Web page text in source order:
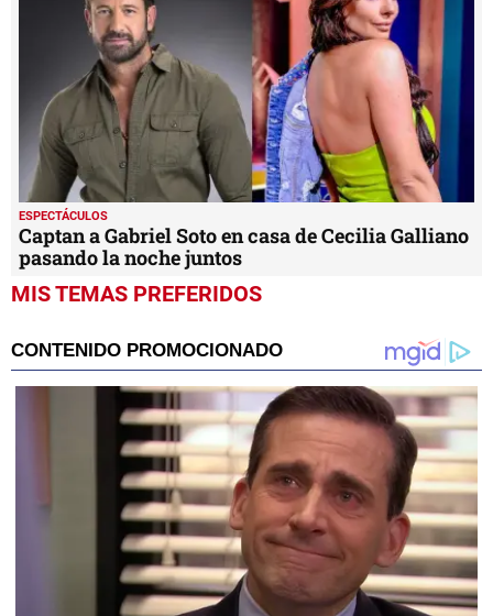
ESPECTÁCULOS
Captan a Gabriel Soto en casa de Cecilia Galliano
pasando la noche juntos
MIS TEMAS PREFERIDOS